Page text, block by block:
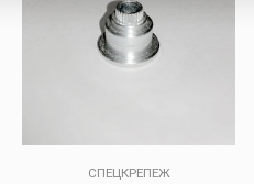
СПЕЦКРЕПЕЖ